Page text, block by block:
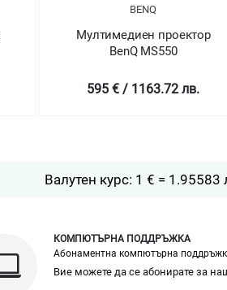
BENQ
Мултимедиен проектор
BenQ MS560
904.83 € / 1769.69 лв.
Валутен курс: 1 € = 1.95583
КОМПЮТЪРНА ПОДДРЪЖКА
Абонаментна компютърна
Вие можете да се абонирате за